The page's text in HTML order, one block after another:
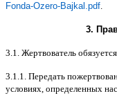
Fonda-Ozero-Bajkal.pdf
3.
3.1. Жертвователь обязуется
3.1.1. Передать
условиях определенных